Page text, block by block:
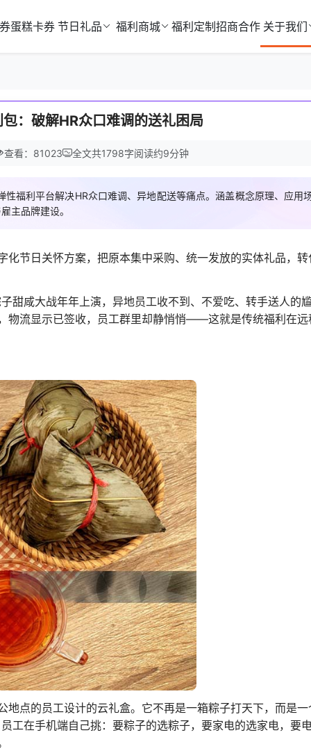
蛋糕卡券 节日礼品 福利商城 福利定制 招商合作 关于我们
：破解HR众口难调的送礼困局
查看：81023 全文共1798字阅读约9分钟
福利平台解决HR众口难调、异地配送等痛点。涵盖概念原理、应用
主品牌建设。
节日关怀方案，把原本集中采购、统一发放的实体礼品，
甜咸大战年年上演，异地员工收不到、不爱吃、转手送人的
物流显示已签收，员工群里却静悄悄——这就是传统福利在远
点的员工设计的云礼盒。它不再是一箱粽子打天下，而是
工在手机端自己挑：要粽子的选粽子，要家电的选家电，要